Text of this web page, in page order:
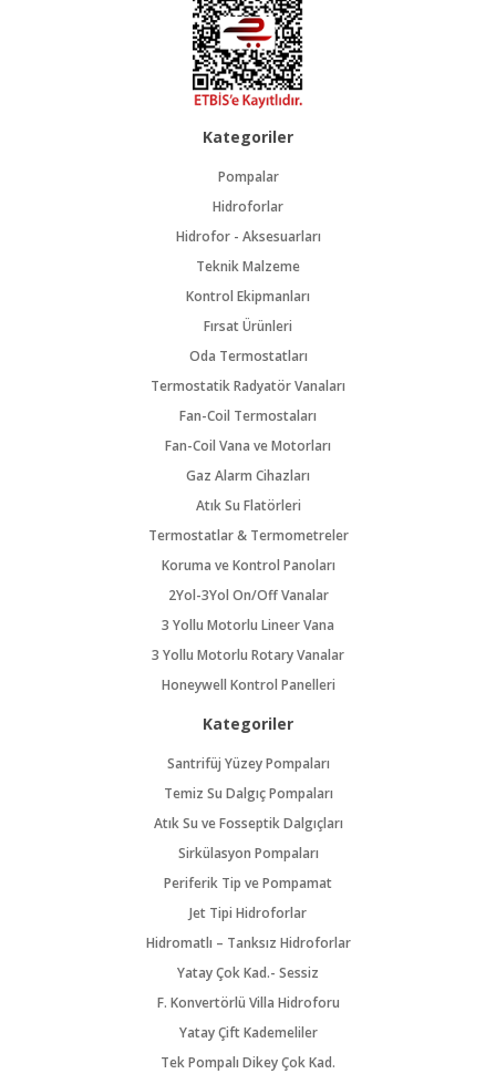
Kategoriler
Pompalar
Hidroforlar
Hidrofor - Aksesuarları
Teknik Malzeme
Kontrol Ekipmanları
Fırsat Ürünleri
Oda Termostatları
Termostatik Radyatör Vanaları
Fan-Coil Termostaları
Fan-Coil Vana ve Motorları
Gaz Alarm Cihazları
Atık Su Flatörleri
Termostatlar & Termometreler
Koruma ve Kontrol Panoları
2Yol-3Yol On/Off Vanalar
3 Yollu Motorlu Lineer Vana
3 Yollu Motorlu Rotary Vanalar
Honeywell Kontrol Panelleri
Kategoriler
Santrifüj Yüzey Pompaları
Temiz Su Dalgıç Pompaları
Atık Su ve Fosseptik Dalgıçları
Sirkülasyon Pompaları
Periferik Tip ve Pompamat
Jet Tipi Hidroforlar
Hidromatlı – Tanksız Hidroforlar
Yatay Çok Kad.- Sessiz
F. Konvertörlü Villa Hidroforu
Yatay Çift Kademeliler
Tek Pompalı Dikey Çok Kad.